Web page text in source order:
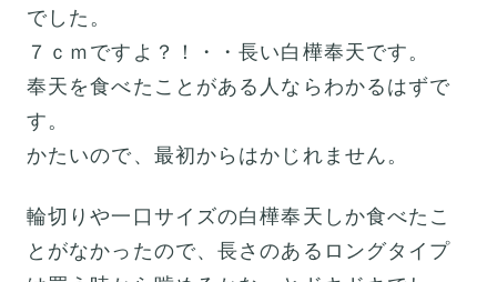
でした。
７ｃｍですよ？！・・長い白樺奉天です。
奉天を食べたことがある人ならわかるはずで
す。
かたいので、最初からはかじれません。
輪切りや一口サイズの白樺奉天しか食べたこ
とがなかったので、長さのあるロングタイプ